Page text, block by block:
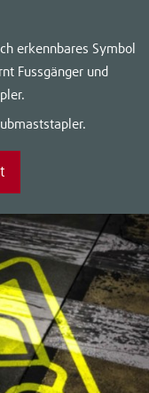
erkennbares Symbol
Fussgänger und